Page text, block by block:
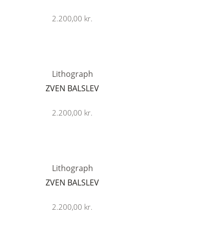
2.200,00 kr.
Lithograph
ZVEN BALSLEV
2.200,00 kr.
Lithograph
ZVEN BALSLEV
2.200,00 kr.